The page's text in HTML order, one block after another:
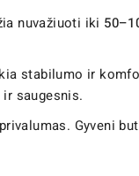
nuvažiuoti iki
stabilumo ir
saugesnis.
Gyveni